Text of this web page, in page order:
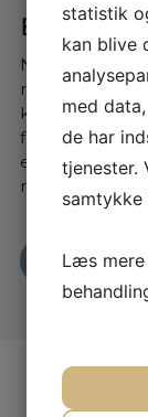
Bliv
Når du køber
rette
kan være en
en løsning, der
med tre
Læs mere
statistik
kan blive
med
de har
tjenester.
Læs